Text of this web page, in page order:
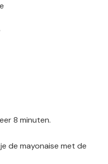
8 minuten.
de mayonaise met de